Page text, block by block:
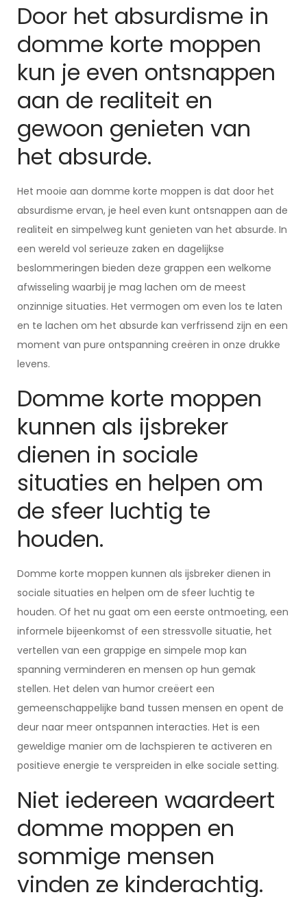
Door het absurdisme in
domme korte moppen
kun je even ontsnappen
aan de realiteit en
gewoon genieten van
het absurde.
Het mooie aan domme korte moppen is dat door het
absurdisme ervan, je heel even kunt ontsnappen aan de
realiteit en simpelweg kunt genieten van het absurde. In
een wereld vol serieuze zaken en dagelijkse
beslommeringen bieden deze grappen een welkome
afwisseling waarbij je mag lachen om de meest
onzinnige situaties. Het vermogen om even los te laten
en te lachen om het absurde kan verfrissend zijn en een
moment van pure ontspanning creëren in onze drukke
levens.
Domme korte moppen
kunnen als ijsbreker
dienen in sociale
situaties en helpen om
de sfeer luchtig te
houden.
Domme korte moppen kunnen als ijsbreker dienen in
sociale situaties en helpen om de sfeer luchtig te
houden. Of het nu gaat om een eerste ontmoeting, een
informele bijeenkomst of een stressvolle situatie, het
vertellen van een grappige en simpele mop kan
spanning verminderen en mensen op hun gemak
stellen. Het delen van humor creëert een
gemeenschappelijke band tussen mensen en opent de
deur naar meer ontspannen interacties. Het is een
geweldige manier om de lachspieren te activeren en
positieve energie te verspreiden in elke sociale setting.
Niet iedereen waardeert
domme moppen en
sommige mensen
vinden ze kinderachtig.